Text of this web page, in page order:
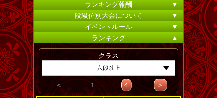
ランキング報酬
▼
段級位別大会について
▼
イベントルール
▼
ランキング
▲
クラス
六段以上
＜ 1 4 ＞